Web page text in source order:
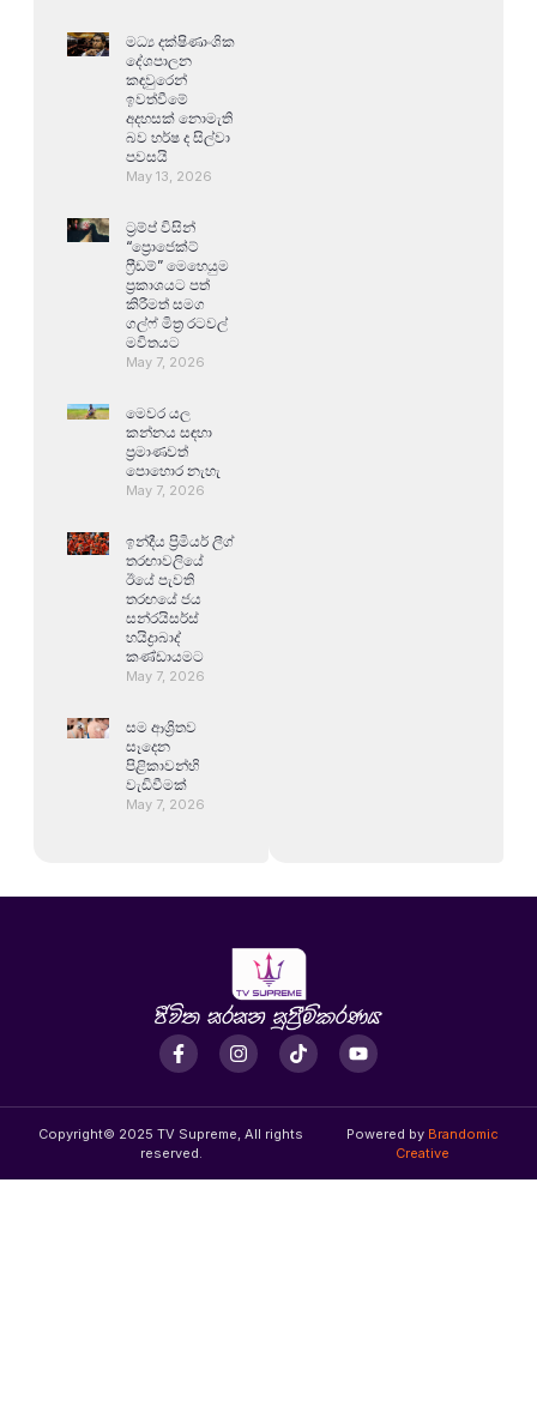
මධ්‍ය දක්ෂිණාංශික
දේශපාලන
කඳවුරෙන්
ඉවත්වීමේ
අදහසක් නොමැති
බව හර්ෂ ද සිල්වා
පවසයි
May 13, 2026
ට්‍රම්ප් විසින්
“ප්‍රොජෙක්ට්
ෆ්‍රීඩම්” මෙහෙයුම
ප්‍රකාශයට පත්
කිරීමත් සමග
ගල්ෆ් මිත්‍ර රටවල්
මවිතයට
May 7, 2026
මෙවර යල
කන්නය සඳහා
ප්‍රමාණවත්
පොහොර නැහැ
May 7, 2026
ඉන්දීය ප්‍රිමියර් ලීග්
තරඟාවලියේ
ඊයේ පැවති
තරඟයේ ජය
සන්රයිසර්ස්
හයිද්‍රාබාද්
කණ්ඩායමට
May 7, 2026
සම ආශ්‍රිතව
සෑදෙන
පිළිකාවන්හි
වැඩිවීමක්
May 7, 2026
Copyright© 2025 TV Supreme, All rights
reserved.
Powered by Brandomic
Creative